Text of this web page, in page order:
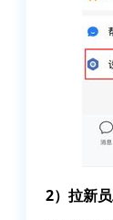
2）拉新